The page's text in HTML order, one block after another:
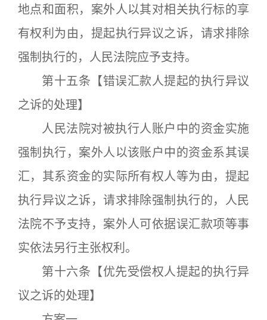
地点和面积，案外人以其对相关执行标的享
有权利为由，提起执行异议之诉，请求排除
强制执行的，人民法院应予支持。
第十五条【错误汇款人提起的执行异议
之诉的处理】
人民法院对被执行人账户中的资金实施
强制执行，案外人以该账户中的资金系其误
汇，其系资金的实际所有权人等为由，提起
执行异议之诉，请求排除强制执行的，人民
法院不予支持，案外人可依据误汇款项等事
实依法另行主张权利。
第十六条【优先受偿权人提起的执行异
议之诉的处理】